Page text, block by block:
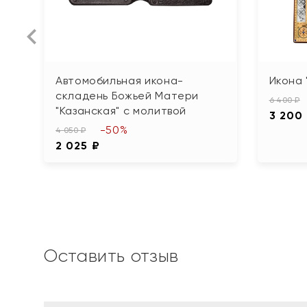
Автомобильная икона-
складень Божьей Матери
"Казанская" с молитвой
4 050 ₽
2 025 ₽
-50%
Икона
6 400 ₽
3 200
Оставить отзыв